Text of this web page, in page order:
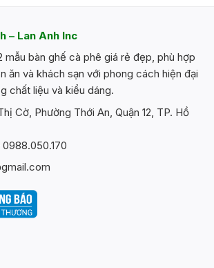
– Lan Anh Inc
mẫu bàn ghế cà phê giá rẻ đẹp, phù hợp
ăn và khách sạn với phong cách hiện đại
chất liệu và kiểu dáng.
Cờ, Phường Thới An, Quận 12, TP. Hồ
0988.050.170